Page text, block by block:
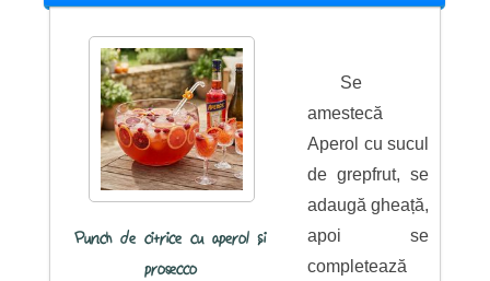
Punch de citrice cu aperol și
prosecco
Se
amestecă
Aperol cu sucul
de grepfrut, se
adaugă gheață,
apoi se
completează